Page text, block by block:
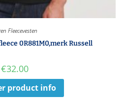
Fleecevesten
0R881M0,merk Russell
€32.00
product info